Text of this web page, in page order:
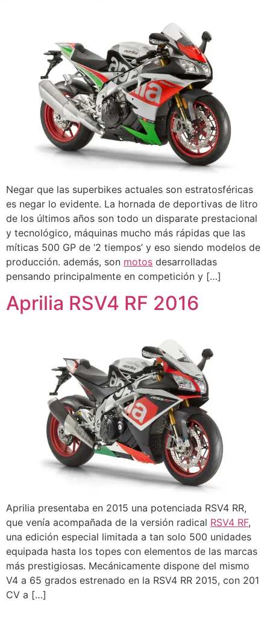
Negar que las superbikes actuales son estratosféricas
es negar lo evidente. La hornada de deportivas de litro
de los últimos años son todo un disparate prestacional
y tecnológico, máquinas mucho más rápidas que las
míticas 500 GP de ‘2 tiempos’ y eso siendo modelos de
producción. además, son motos desarrolladas
pensando principalmente en competición y […]
Aprilia RSV4 RF 2016
Aprilia presentaba en 2015 una potenciada RSV4 RR,
que venía acompañada de la versión radical RSV4 RF,
una edición especial limitada a tan solo 500 unidades
equipada hasta los topes con elementos de las marcas
más prestigiosas. Mecánicamente dispone del mismo
V4 a 65 grados estrenado en la RSV4 RR 2015, con 201
CV a […]